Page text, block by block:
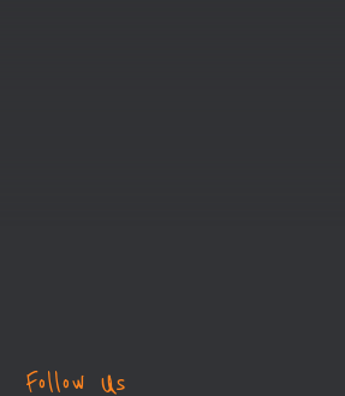
Follow Us